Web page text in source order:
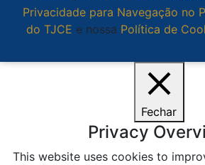
Privacidade para Navegação no
do TJCE e nossa Política de
Fechar
Privacy
This website uses cookies to